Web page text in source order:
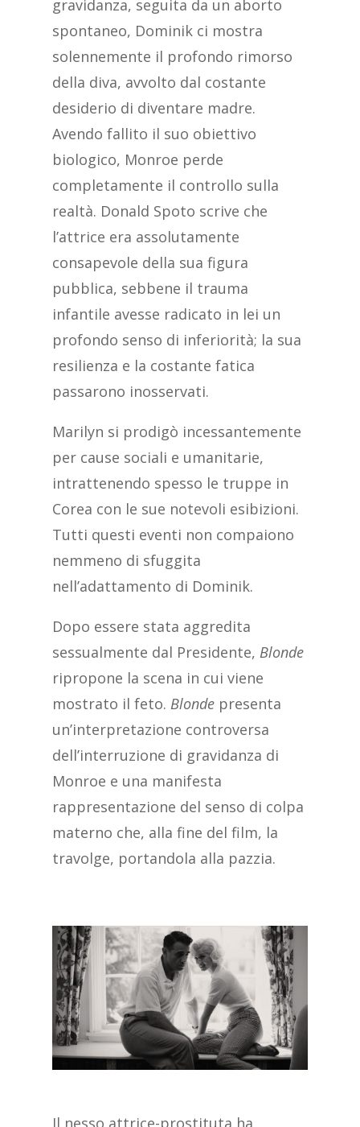
gravidanza, seguita da un aborto
spontaneo, Dominik ci mostra
solennemente il profondo rimorso
della diva, avvolto dal costante
desiderio di diventare madre.
Avendo fallito il suo obiettivo
biologico, Monroe perde
completamente il controllo sulla
realtà. Donald Spoto scrive che
l’attrice era assolutamente
consapevole della sua figura
pubblica, sebbene il trauma
infantile avesse radicato in lei un
profondo senso di inferiorità; la sua
resilienza e la costante fatica
passarono inosservati.
Marilyn si prodigò incessantemente
per cause sociali e umanitarie,
intrattenendo spesso le truppe in
Corea con le sue notevoli esibizioni.
Tutti questi eventi non compaiono
nemmeno di sfuggita
nell’adattamento di Dominik.
Dopo essere stata aggredita
sessualmente dal Presidente, Blonde
ripropone la scena in cui viene
mostrato il feto. Blondepresenta
un’interpretazione controversa
dell’interruzione di gravidanza di
Monroe e una manifesta
rappresentazione del senso di colpa
materno che, alla fine del film, la
travolge, portandola alla pazzia.